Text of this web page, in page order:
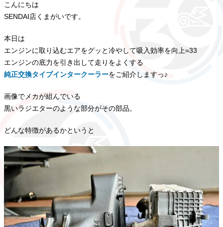
こんにちは
SENDAI店くまがいです。
本日は
エンジンに取り込むエアをグッと冷やして吸入効率を向上=33
エンジンの底力を引き出して走りをよくする
純正交換タイプインタークーラーをご紹介しますっ♪
画像でメカが組んでいる
黒いラジエターのような部分がその部品。
どんな特徴があるかというと